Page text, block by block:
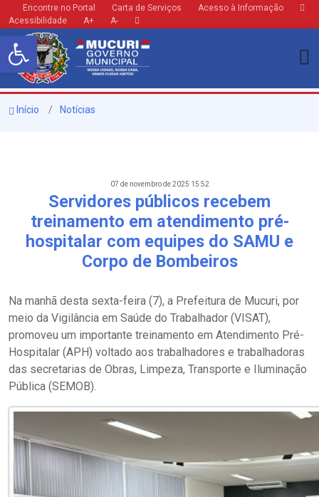
Encontre no Portal Carta de Serviços
Acesso à Informação
Acessibilidade
A+ A-
Início Notícias
07 de novembro de 2025 15:52
Servidores públicos recebem
treinamento em atendimento pré-
hospitalar com equipes do SAMU e
Corpo de Bombeiros
Na manhã desta sexta-feira (7), a Prefeitura de Mucuri, por
meio da Vigilância em Saúde do Trabalhador (VISAT),
promoveu um importante treinamento em Atendimento Pré-
Hospitalar (APH) voltado aos trabalhadores e trabalhadoras
das secretarias de Obras, Limpeza, Transporte e Iluminação
Pública (SEMOB).
Barra de Ferramentas Aberta